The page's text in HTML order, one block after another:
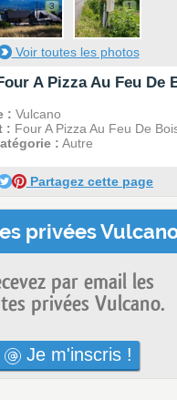
3
1
Voir toutes les photos
A Pizza Au Feu De
: Vulcano
: Four A Pizza Au Feu De
: Autre
Partagez cette page
privées
par email les
privées Vulcano.
Je m'inscris !